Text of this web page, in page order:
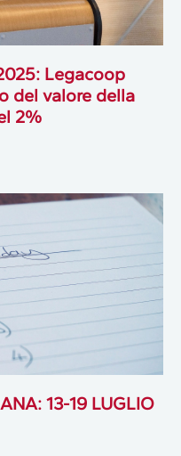
Legacoop
del valore della
2%
13-19 LUGLIO